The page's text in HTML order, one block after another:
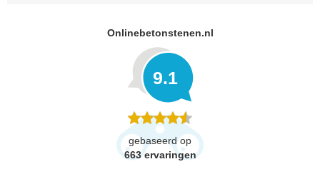
Onlinebetonstenen.nl
9.1
gebaseerd op
663 ervaringen